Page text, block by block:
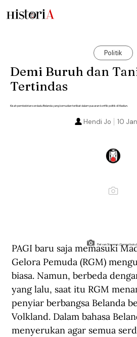
Politik
Demi Buruh dan
Tertindas
Kisah pembelotan serdadu Belanda yang kemudian terlibat dalam pusaran konflik politik di Madiun.
10
Hendi Jo
Piet van Staveren. (Sampul buku
PAGI baru saja memasuki
Gelora Pemuda (RGM)
biasa. Namun, berbeda
yang lalu, saat itu RGM
penyiar berbangsa Belanda
Volkland. Dalam bahasa
menyerukan agar semua